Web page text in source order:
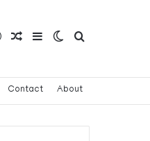
Log InRandom Article
SidebarSwitch skin
Search for
Contact About